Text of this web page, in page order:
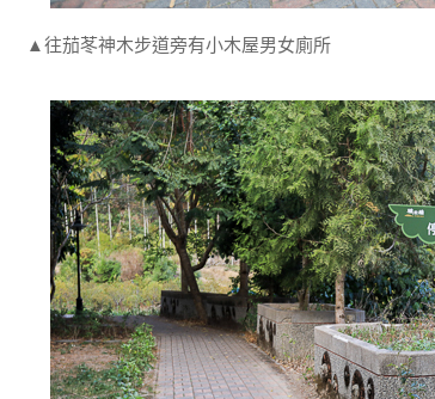
▲往茄苳神木步道旁有小木屋男女廁所